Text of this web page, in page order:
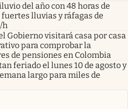
del año con 48 horas de
lluvias y ráfagas de
h
Gobierno visitará casa por casa
para comprobar la
de pensiones en Colombia
feriado el lunes 10 de agosto y
largo para miles de